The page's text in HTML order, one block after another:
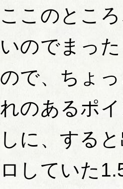
ここのとこ
いのでまっ
ので、ちょ
れのあるポ
しに、する
ロしていた